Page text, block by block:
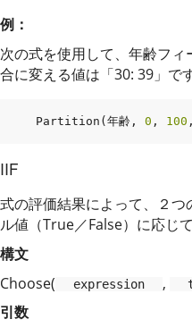
例：
次の式を使用して、年齢フ
合に変える値は「30: 39」です
Partition ( 年齢 , 0 , 100
IIF
式の評価結果によって、２
ル値（True／False）に応じ
構文
Choose(
expression ,
引数